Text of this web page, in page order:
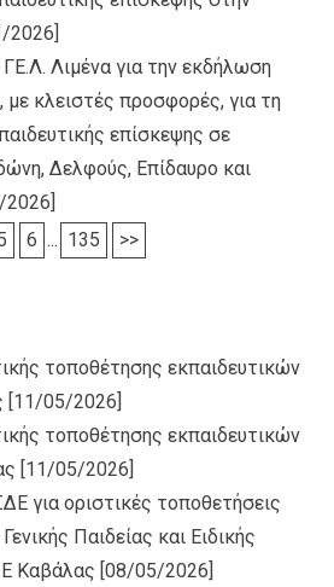
2026]
Λιμένα για την εκδήλωση
με κλειστές προσφορές, για τη
επίσκεψης σε
Δελφούς, Επίδαυρο και
6 ... 135 >>
τοποθέτησης εκπαιδευτικών
[11/05/2026]
τοποθέτησης εκπαιδευτικών
[11/05/2026]
για οριστικές τοποθετήσεις
Παιδείας και Ειδικής
Καβάλας [08/05/2026]